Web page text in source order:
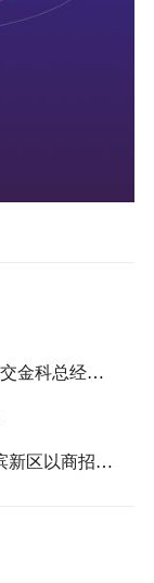
交易集团党委书记、董事长王立峰会见北交金科总经理黄严一行
15个项目集中签约，总额88.45亿元 哈尔滨新区以商招商结硕果